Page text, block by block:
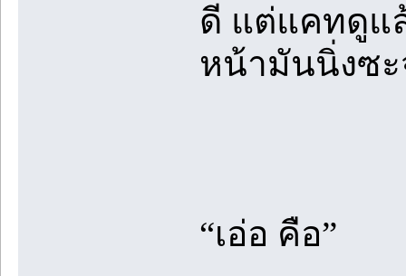
ดี แต่แคทดูแ
หน้ามันนิ่งซะ
“เอ่อ คือ”